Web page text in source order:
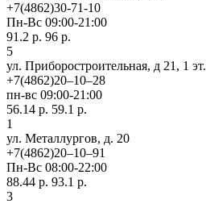
+7(4862)30-71-10
Пн-Вс 09:00-21:00
91.2 р. 96 р.
5
ул. Приборостроительная, д 21, 1 эт.
+7(4862)20‒10‒28
пн-вс 09:00-21:00
56.14 р. 59.1 р.
1
ул. ​Металлургов, д. 20
+7(4862)20‒10‒91
Пн-Вс 08:00-22:00
88.44 р. 93.1 р.
3